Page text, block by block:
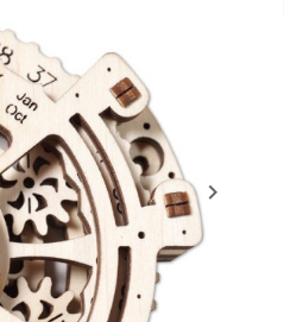
keyboard_arrow_right